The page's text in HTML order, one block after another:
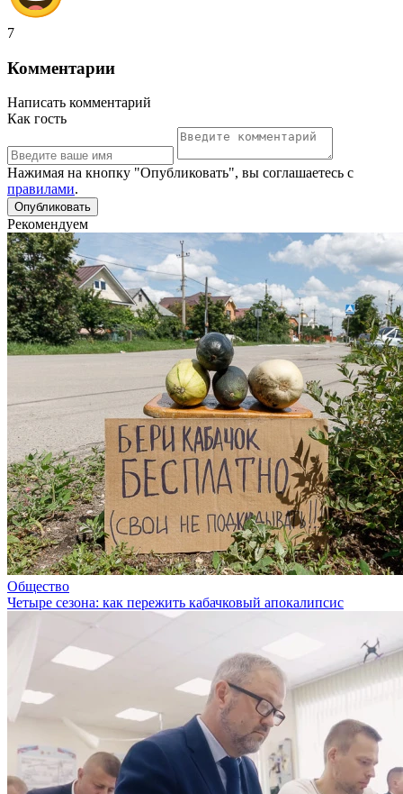
7
Комментарии
Написать комментарий
Как гость
Нажимая на кнопку "Опубликовать", вы соглашаетесь с
правилами.
Рекомендуем
Общество
Четыре сезона: как пережить кабачковый апокалипсис